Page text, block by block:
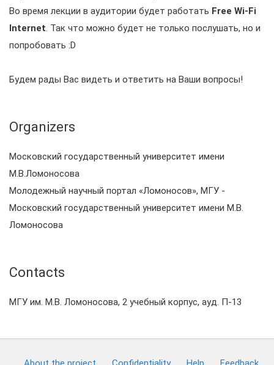
Во время лекции в аудитории будет работать Free Wi-Fi
Internet. Так что можно будет не только послушать, но и
попробовать :D
Будем рады Вас видеть и ответить на Ваши вопросы!
Organizers
Московский государственный университет имени
М.В.Ломоносова
Молодежный научный портал «Ломоносов», МГУ -
Московский государственный университет имени М.В.
Ломоносова
Contacts
МГУ им. М.В. Ломоносова, 2 учебный корпус, ауд. П-13